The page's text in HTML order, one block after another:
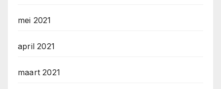
mei 2021
april 2021
maart 2021